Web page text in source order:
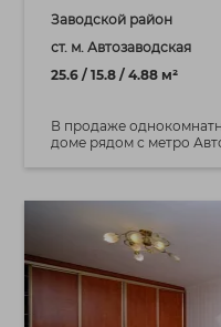
Заводской район
ст. м. Автозаводская
25.6 / 15.8 / 4.88 м²
В продаже
доме рядом с метро